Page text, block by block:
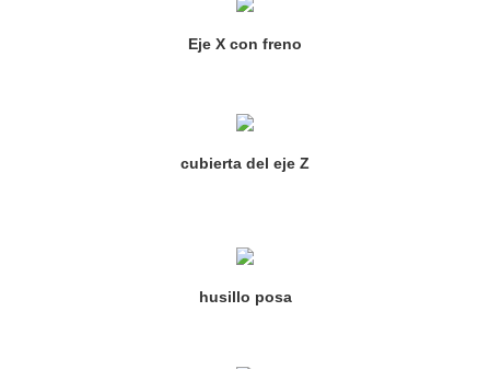
Eje X con freno
cubierta del eje Z
husillo posa